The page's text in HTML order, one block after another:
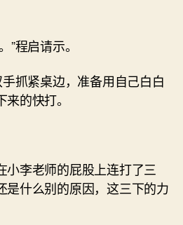
”程启请示。
抓紧桌边，准备用自己白白
的快打。
小李老师的屁股上连打了三
是什么别的原因，这三下的力